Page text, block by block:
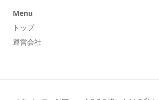
Menu
トップ
運営会社